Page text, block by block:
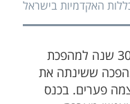
השבוע התקיים כנס ארצי לציון 30 שנה למהפכת
ששינתה את
פערים. בכנס